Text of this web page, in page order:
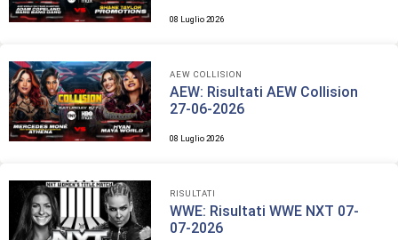
08 Luglio 2026
AEW COLLISION
AEW: Risultati AEW Collision
27-06-2026
08 Luglio 2026
RISULTATI
WWE: Risultati WWE NXT 07-
07-2026